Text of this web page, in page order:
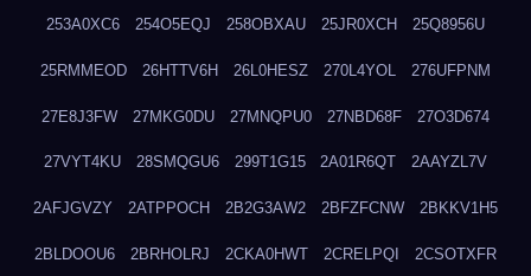
253A0XC6 254O5EQJ 258OBXAU 25JR0XCH 25Q8956U
25RMMEOD 26HTTV6H 26L0HESZ 270L4YOL 276UFPNM
27E8J3FW 27MKG0DU 27MNQPU0 27NBD68F 27O3D674
27VYT4KU 28SMQGU6 299T1G15 2A01R6QT 2AAYZL7V
2AFJGVZY 2ATPPOCH 2B2G3AW2 2BFZFCNW 2BKKV1H5
2BLDOOU6 2BRHOLRJ 2CKA0HWT 2CRELPQI 2CSOTXFR